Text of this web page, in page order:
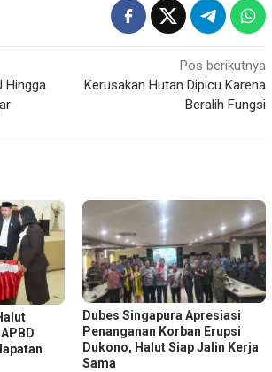
Hingga
Pos berikutnya
Kerusakan Hutan Dipicu Karena
Beralih Fungsi
Dubes Singapura Apresiasi
Penanganan Korban Erupsi
Dukono, Halut Siap Jalin Kerja
Sama